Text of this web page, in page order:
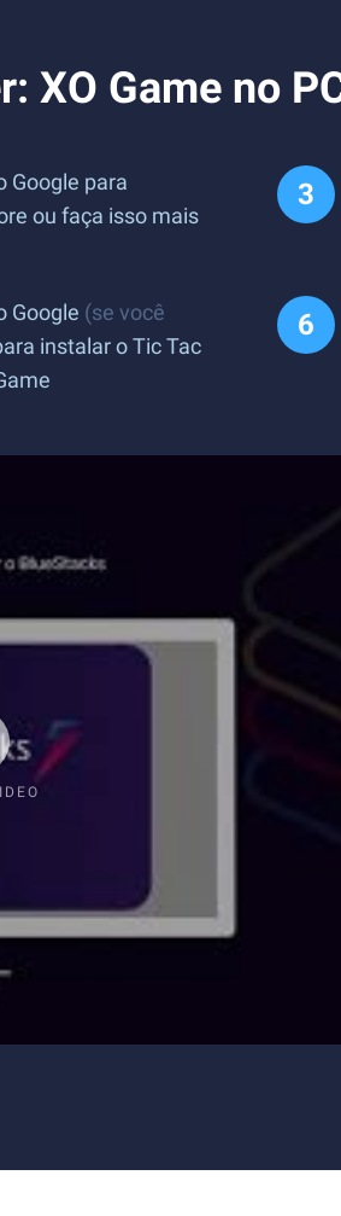
XO Game no
Google para
ou faça isso mais
Google (se você
instalar o Tic Tac